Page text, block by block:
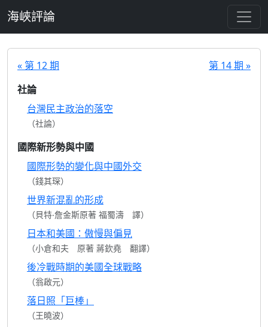
海峽評論
« 第 12 期
第 14 期 »
社論
台灣民主政治的落空
（社論）
國際新形勢與中國
國際形勢的變化與中國外交
（錢其琛）
世界新混亂的形成
（貝特‧詹金斯原著 福蜀濤 譯）
日本和美國：傲慢與偏見
（小倉和夫 原著 蔣欽堯 翻譯）
後冷戰時期的美國全球戰略
（翁啟元）
落日照「巨棒」
（王曉波）